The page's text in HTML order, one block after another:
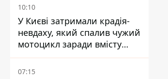
10:10
У Києві затримали крадія-
невдаху, який спалив чужий
мотоцикл заради вмісту
багажника
07:15